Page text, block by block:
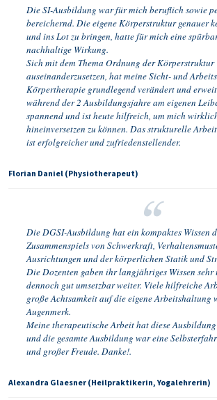
Die SI-Ausbildung war für mich beruflich sowie
bereichernd. Die eigene Körperstruktur genauer
und ins Lot zu bringen, hatte für mich eine
nachhaltige Wirkung.
Sich mit dem Thema Ordnung der Körperstruktur
auseinanderzusetzen, hat meine Sicht- und
Körpertherapie grundlegend verändert und
während der 2 Ausbildungsjahre am eigenen
spannend und ist heute hilfreich, um mich
hineinversetzen zu können. Das strukturelle
ist erfolgreicher und zufriedenstellender.
Florian Daniel (Physiotherapeut)
Die DGSI-Ausbildung hat ein kompaktes Wissen
Zusammenspiels von Schwerkraft,
Ausrichtungen und der körperlichen Statik und
Die Dozenten gaben ihr langjähriges Wissen
dennoch gut umsetzbar weiter. Viele hilfreiche
große Achtsamkeit auf die eigene Arbeitshaltung
Augenmerk.
Meine therapeutische Arbeit hat diese
und die gesamte Ausbildung war eine
und großer Freude. Danke!.
Alexandra Glaesner (Heilpraktikerin, Yogalehrerin)